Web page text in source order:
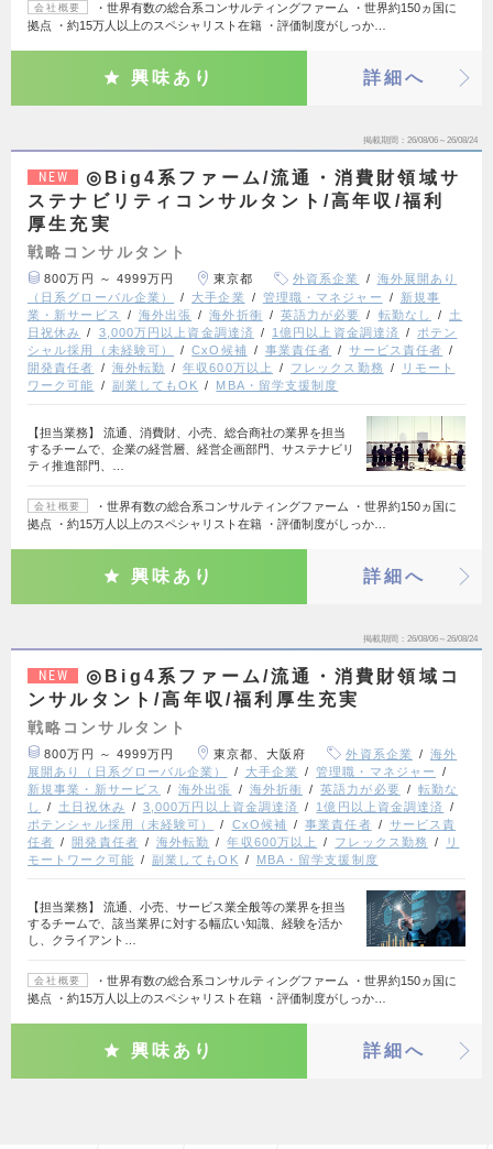
会社概要
・世界有数の総合系コンサルティングファーム ・世界約150ヵ国に
拠点 ・約15万人以上のスペシャリスト在籍 ・評価制度がしっか…
興味あり 詳細へ
掲載期間 26/08/06～26/08/24
NEW
◎Big4系ファーム/流通・消費財領域サ
ステナビリティコンサルタント/高年収/福利
厚生充実
戦略コンサルタント
800万円 ～ 4999万円 東京都 外資系企業
海外展開あり
（日系グローバル企業）
大手企業 管理職・マネジャー
新規事
業・新サービス
海外出張 海外折衝 英語力が必要 転勤なし
土
日祝休み
3,000万円以上資金調達済 1億円以上資金調達済
ポテン
シャル採用（未経験可）
CxO候補 事業責任者
サービス責任者
開発責任者
海外転勤 年収600万以上 フレックス勤務
リモート
ワーク可能
副業してもOK MBA・留学支援制度
【担当業務】 流通、消費財、小売、総合商社の業界を担当
するチームで、企業の経営層、経営企画部門、サステナビリ
ティ推進部門、…
会社概要
・世界有数の総合系コンサルティングファーム ・世界約150ヵ国に
拠点 ・約15万人以上のスペシャリスト在籍 ・評価制度がしっか…
興味あり 詳細へ
掲載期間 26/08/06～26/08/24
NEW
◎Big4系ファーム/流通・消費財領域コ
ンサルタント/高年収/福利厚生充実
戦略コンサルタント
800万円 ～ 4999万円 東京都、大阪府 外資系企業
海外
展開あり（日系グローバル企業）
大手企業
管理職・マネジャー
新規事業・新サービス
海外出張 海外折衝 英語力が必要
転勤な
し
土日祝休み 3,000万円以上資金調達済
1億円以上資金調達済
ポテンシャル採用（未経験可）
CxO候補 事業責任者
サービス責
任者
開発責任者 海外転勤 年収600万以上 フレックス勤務
リ
モートワーク可能
副業してもOK MBA・留学支援制度
【担当業務】 流通、小売、サービス業全般等の業界を担当
するチームで、該当業界に対する幅広い知識、経験を活か
し、クライアント…
会社概要
・世界有数の総合系コンサルティングファーム ・世界約150ヵ国に
拠点 ・約15万人以上のスペシャリスト在籍 ・評価制度がしっか…
興味あり 詳細へ